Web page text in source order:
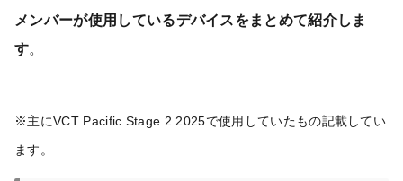
メンバーが使用しているデバイスをまとめて紹介しま
す。
※主にVCT Pacific Stage 2 2025で使用していたもの記載してい
ます。